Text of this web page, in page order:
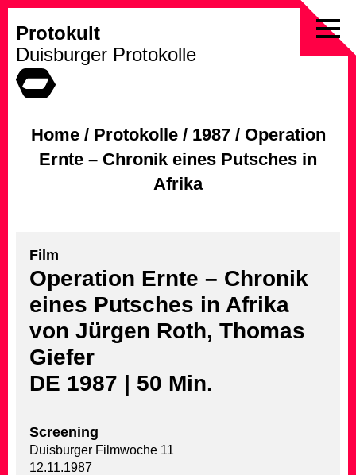
to
Protokult
Duisburger Protokolle
Home/ Protokolle/ 1987/ Operation
Ernte – Chronik eines Putsches in
Afrika
Film
Operation Ernte – Chronik
eines Putsches in Afrika
von Jürgen Roth, Thomas
Giefer
DE 1987 | 50 Min.
Screening
Duisburger Filmwoche 11
12.11.1987